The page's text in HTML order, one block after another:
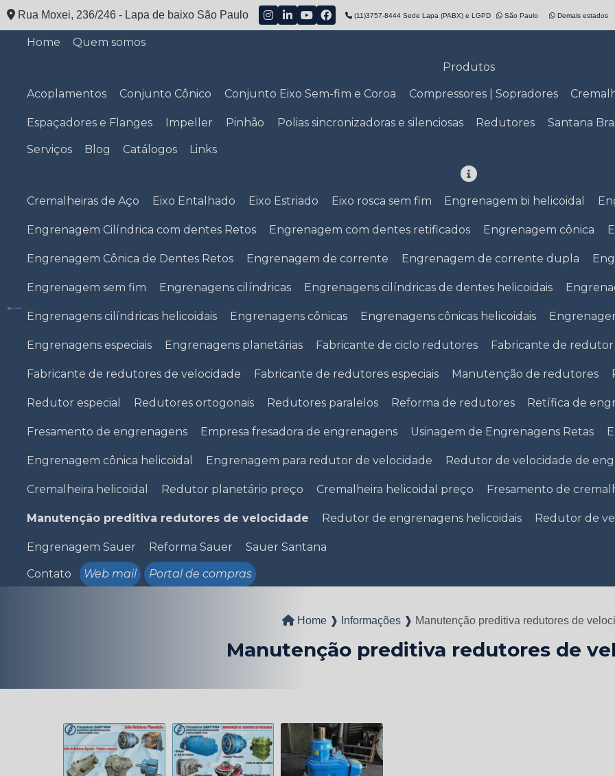
Rua Moxei, 236/246 - Lapa de baixo São Paulo (11)3757-8444 Sede Lapa (PABX) e LGPD São Paulo Demais estados
Home
Quem somos
Produtos
Acoplamentos Conjunto Cônico Conjunto Eixo Sem-fim e Coroa Compressores | Sopradores
Espaçadores e Flanges Impeller Pinhão Polias sincronizadoras e silenciosas Redutores Santana
Serviços Blog Catálogos Links
Cremalheiras de Aço Eixo Entalhado Eixo Estriado Eixo rosca sem fim Engrenagem bi helicoidal
Engrenagem Cilíndrica com dentes Retos Engrenagem com dentes retificados Engrenagem cônica
Engrenagem Cônica de Dentes Retos Engrenagem de corrente Engrenagem de corrente dupla
Engrenagem sem fim Engrenagens cilíndricas Engrenagens cilíndricas de dentes helicoidais
Engrenagens cilíndricas helicoidais Engrenagens cônicas Engrenagens cônicas helicoidais
Engrenagens especiais Engrenagens planetárias Fabricante de ciclo redutores Fabricante de
Fabricante de redutores de velocidade Fabricante de redutores especiais Manutenção de redutores
Redutor especial Redutores ortogonais Redutores paralelos Reforma de redutores Retífica de
Fresamento de engrenagens Empresa fresadora de engrenagens Usinagem de Engrenagens Retas
Engrenagem cônica helicoidal Engrenagem para redutor de velocidade Redutor de velocidade de
Cremalheira helicoidal Redutor planetário preço Cremalheira helicoidal preço Fresamento de
Manutenção preditiva redutores de velocidade Redutor de engrenagens helicoidais Redutor de
Engrenagem Sauer Reforma Sauer Sauer Santana
Contato Web mail Portal de compras
Home ❱ Informações ❱ Manutenção preditiva redutores de
Manutenção preditiva redutores de